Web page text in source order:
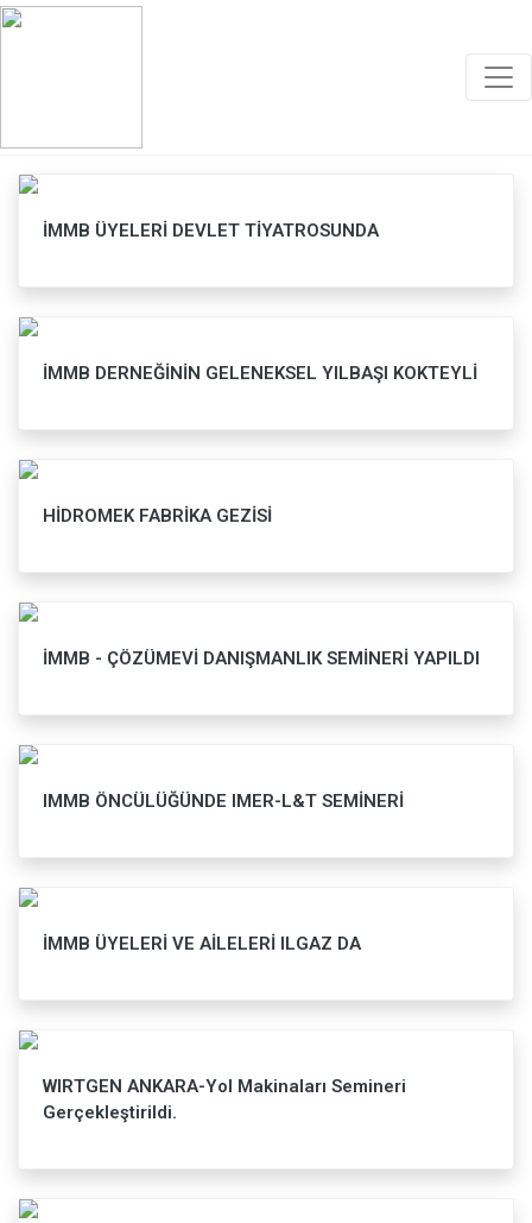
Faaliyetler
İMMB ÜYELERİ DEVLET TİYATROSUNDA
İMMB DERNEĞİNİN GELENEKSEL YILBAŞI KOKTEYLİ
HİDROMEK FABRİKA GEZİSİ
İMMB - ÇÖZÜMEVİ DANIŞMANLIK SEMİNERİ YAPILDI
IMMB ÖNCÜLÜĞÜNDE IMER-L&T SEMİNERİ
İMMB ÜYELERİ VE AİLELERİ ILGAZ DA
WIRTGEN ANKARA-Yol Makinaları Semineri
Gerçekleştirildi.